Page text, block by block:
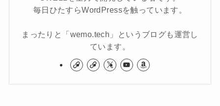
毎日ひたすらWordPressを触っています。
まったりと「wemo.tech」というブログも運営し
ています。